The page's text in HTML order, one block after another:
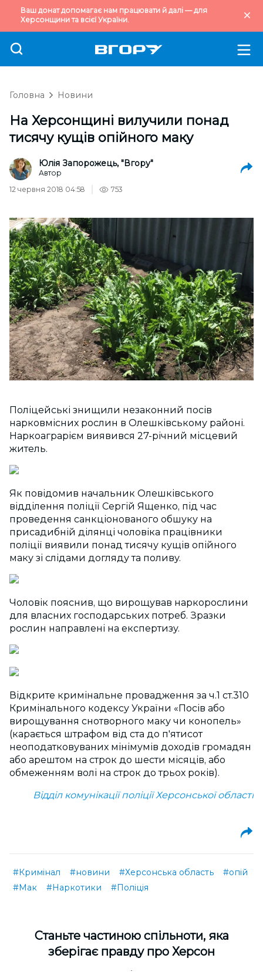
Ваш донат допомагає нам працювати й далі — для
Херсонщини та всієї України.
Головна Новини
На Херсонщині вилучили понад
тисячу кущів опійного маку
Юлія Запорожець, "Вгору"
Автор
12 червня 2018 04:58
753
Поліцейські знищили незаконний посів
нарковмісних рослин в Олешківському районі.
Наркоаграрієм виявився 27-річний місцевий
житель.
Як повідомив начальник Олешківського
відділення поліції Сергій Ященко, під час
проведення санкціонованого обшуку на
присадибній ділянці чоловіка працівники
поліції виявили понад тисячу кущів опійного
маку зі слідами догляду та поливу.
Чоловік пояснив, що вирощував наркорослини
для власних господарських потреб. Зразки
рослин направлені на експертизу.
Відкрите кримінальне провадження за ч.1 ст.310
Кримінального кодексу України «Посів або
вирощування снотворного маку чи конопель»
(карається штрафом від ста до п'ятисот
неоподатковуваних мінімумів доходів громадян
або арештом на строк до шести місяців, або
обмеженням волі на строк до трьох років).
Відділ комунікації поліції Херсонської області
#Кримінал #новини #Херсонська область
#опій
#Мак
#Наркотики #Поліція
Cтаньте частиною спільноти, яка
зберігає правду про Херсон